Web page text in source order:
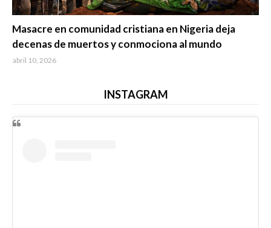
Masacre en comunidad cristiana en Nigeria deja
decenas de muertos y conmociona al mundo
abril 10, 2026
INSTAGRAM